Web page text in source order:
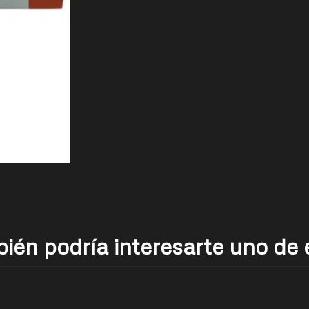
podría interesarte uno de